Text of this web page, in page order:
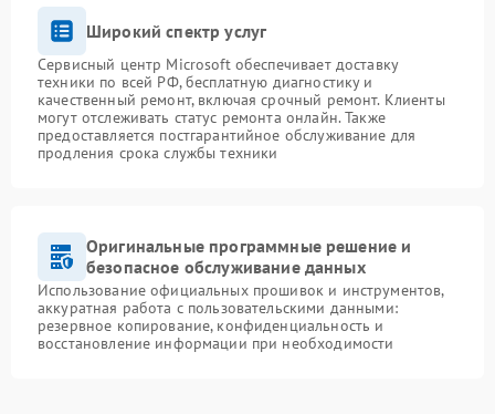
Широкий спектр услуг
Сервисный центр Microsoft обеспечивает доставку
техники по всей РФ, бесплатную диагностику и
качественный ремонт, включая срочный ремонт. Клиенты
могут отслеживать статус ремонта онлайн. Также
предоставляется постгарантийное обслуживание для
продления срока службы техники
Оригинальные программные решение и
безопасное обслуживание данных
Использование официальных прошивок и инструментов,
аккуратная работа с пользовательскими данными:
резервное копирование, конфиденциальность и
восстановление информации при необходимости